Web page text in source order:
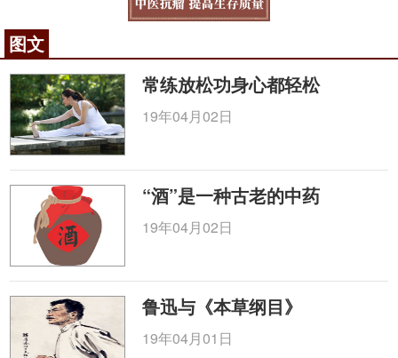
4、外伤无脉外伤无脉，必有金刃折骨伤筋动脉之
创，有痕可征，此非全身性疾患，乃局郁之损伤。如
清·林之翰《四诊抉微·卷五·无脉》日：“一人一手无
脉，因询之打伤所致。”由于这种无脉是局部筋脉之扭
变，故无关于大局也。
咨询电话：010-87876186
图文
常练放松功身心都轻松
19年04月02日
“酒”是一种古老的中药
19年04月02日
鲁迅与《本草纲目》
19年04月01日